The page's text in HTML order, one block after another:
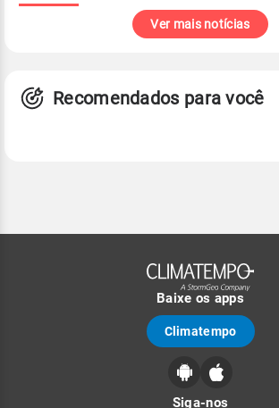
Ver mais notícias
Recomendados para você
Baixe os apps
Climatempo
Siga-nos